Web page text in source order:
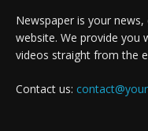
Newspaper is your
website. We provide you
videos straight from the
Contact us: